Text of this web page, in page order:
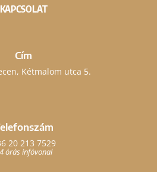
KAPCSOLAT
Cím
Kétmalom utca 5.
20 213 7529
órás infóvonal